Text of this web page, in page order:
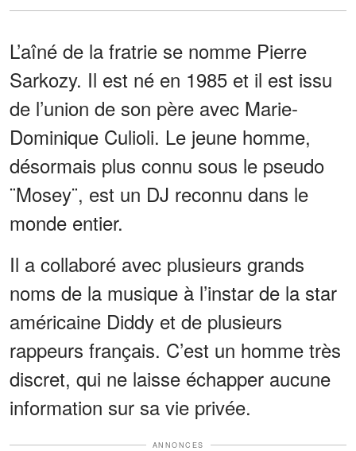
L’aîné de la fratrie se nomme Pierre
Sarkozy. Il est né en 1985 et il est issu
de l’union de son père avec Marie-
Dominique Culioli. Le jeune homme,
désormais plus connu sous le pseudo
¨Mosey¨, est un DJ reconnu dans le
monde entier.
Il a collaboré avec plusieurs grands
noms de la musique à l’instar de la star
américaine Diddy et de plusieurs
rappeurs français. C’est un homme très
discret, qui ne laisse échapper aucune
information sur sa vie privée.
ANNONCES